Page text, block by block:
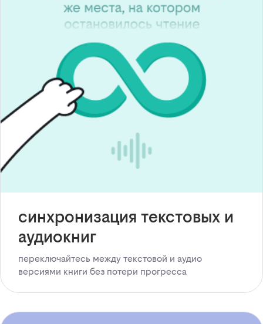
синхронизация текстовых и
аудиокниг
переключайтесь между текстовой и аудио
версиями книги без потери прогресса